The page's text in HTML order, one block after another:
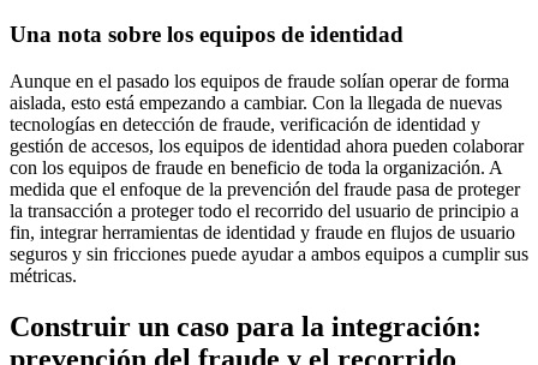
Una nota sobre los equipos de identidad
Aunque en el pasado los equipos de fraude solían operar de forma
aislada, esto está empezando a cambiar. Con la llegada de nuevas
tecnologías en detección de fraude, verificación de identidad y
gestión de accesos, los equipos de identidad ahora pueden colaborar
con los equipos de fraude en beneficio de toda la organización. A
medida que el enfoque de la prevención del fraude pasa de proteger
la transacción a proteger todo el recorrido del usuario de principio a
fin, integrar herramientas de identidad y fraude en flujos de usuario
seguros y sin fricciones puede ayudar a ambos equipos a cumplir sus
métricas.
Construir un caso para la integración:
prevención del fraude y el recorrido